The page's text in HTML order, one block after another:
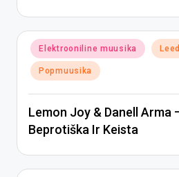
Posted
in
Elektrooniline muusika
Popmuusika
Lemon Joy & Danell Arma
Beprotiška Ir Keista